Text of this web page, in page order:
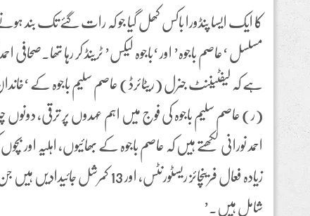
کا ایک ایسا پنڈورا باکس کھل گیا جو کہ رات گئے تک بند ہونے
مسلسل ‘عاصم باجوہ’ اور ‘باجوہ لیکس’ ٹرینڈ کر رہا
ہے کہ لیفٹیننٹ جنرل (ریٹائرڈ) عاصم سلیم باجوہ کے
(ر) عاصم سلیم باجوہ کی فوج میں اہم عہدوں پر ترقی،
زیادہ فعال فرینچائز ریسٹورنٹس،
شامل ہیں۔’